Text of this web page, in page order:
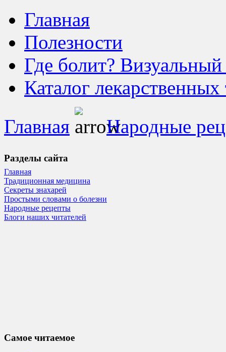
Главная
Полезности
Где болит?
Каталог лекарственных
Главная
Народные
Разделы сайта
Главная
Традиционная медицина
Секреты знахарей
Простыми словами о болезни
Народные рецепты
Блоги наших читателей
Самое читаемое